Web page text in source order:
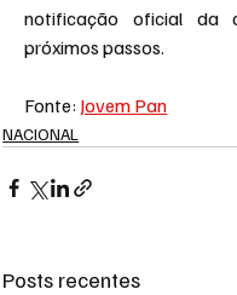
notificação oficial da
próximos passos.
Fonte: Jovem Pan
NACIONAL
Posts recentes